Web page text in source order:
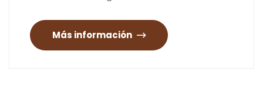
Más información